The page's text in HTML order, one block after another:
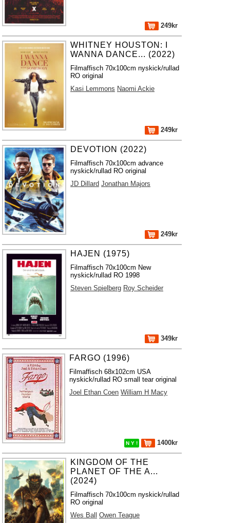
249kr
WHITNEY HOUSTON: I
WANNA DANCE... (2022)
Filmaffisch 70x100cm nyskick/rullad
RO original
Kasi Lemmons Naomi Ackie
249kr
DEVOTION (2022)
Filmaffisch 70x100cm advance
nyskick/rullad RO original
JD Dillard Jonathan Majors
249kr
HAJEN (1975)
Filmaffisch 70x100cm New
nyskick/rullad RO 1998
Steven Spielberg Roy Scheider
349kr
FARGO (1996)
Filmaffisch 68x102cm USA
nyskick/rullad RO small tear original
Joel Ethan Coen William H Macy
N Y ! 1400kr
KINGDOM OF THE
PLANET OF THE A...
(2024)
Filmaffisch 70x100cm nyskick/rullad
RO original
Wes Ball
Owen Teague